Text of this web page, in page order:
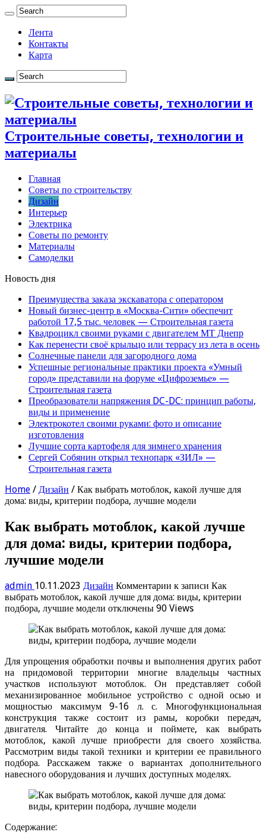
Лента
Контакты
Карта
Строительные советы, технологии и
материалы
Главная
Советы по строительству
Дизайн
Интерьер
Электрика
Советы по ремонту
Материалы
Самоделки
Новость дня
Преимущества заказа экскаватора с оператором
Новый бизнес-центр в «Москва-Сити» обеспечит
работой 17,5 тыс. человек — Строительная газета
Квадроцикл своими руками с двигателем МТ Днепр
Как перенести своё крыльцо или террасу из лета в осень
Солнечные панели для загородного дома
Успешные региональные практики проекта «Умный
город» представили на форуме «Цифроземье» —
Строительная газета
Преобразователи напряжения DC-DC: принцип работы,
виды и применение
Электрокотел своими руками: фото и описание
изготовления
Лучшие сорта картофеля для зимнего хранения
Сергей Собянин открыл технопарк «ЗИЛ» —
Строительная газета
Home / Дизайн / Как выбрать мотоблок, какой лучше для
дома: виды, критерии подбора, лучшие модели
Как выбрать мотоблок, какой лучше
для дома: виды, критерии подбора,
лучшие модели
admin 10.11.2023 Дизайн Комментарии к записи Как
выбрать мотоблок, какой лучше для дома: виды, критерии
подбора, лучшие модели отключены 90 Views
Для упрощения обработки почвы и выполнения других работ
на придомовой территории многие владельцы частных
участков используют мотоблок. Он представляет собой
механизированное мобильное устройство с одной осью и
мощностью максимум 9-16 л. с. Многофункциональная
конструкция также состоит из рамы, коробки передач,
двигателя. Читайте до конца и поймете, как выбрать
мотоблок, какой лучше приобрести для своего хозяйства.
Рассмотрим виды такой техники и критерии ее правильного
подбора. Расскажем также о вариантах дополнительного
навесного оборудования и лучших доступных моделях.
Содержание: